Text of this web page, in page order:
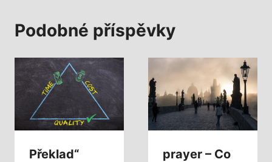
Podobné příspěvky
Překlad“
prayer – Co